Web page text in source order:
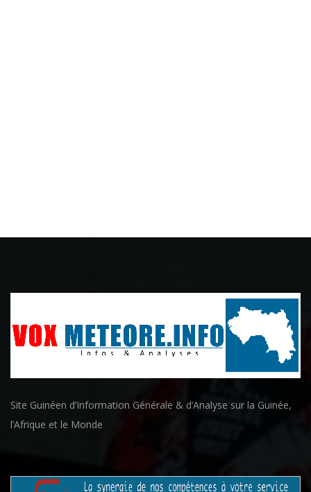
Site Guinéen d’Information Générale & d’Analyse sur la Guinée,
l’Afrique et le Monde